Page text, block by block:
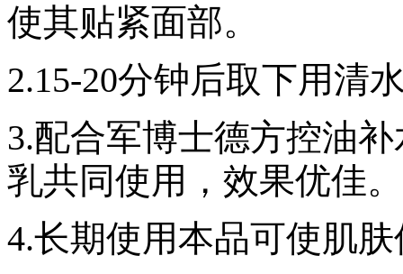
使其贴紧面部。
2.15-20分钟后取下用清
3.配合军博士德方控油
乳共同使用，效果优佳。
4.长期使用本品可使肌